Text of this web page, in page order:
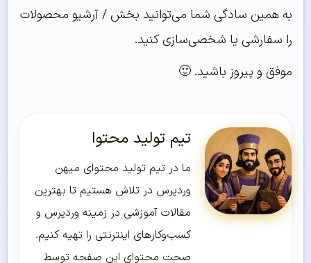
به همین سادگی شما می‌توانید بخش / آرشیو محصولات
را سفارشی یا شخصی‌سازی کنید.
موفق و پیروز باشید. 🙂
تیم تولید محتوا
ما در تیم تولید محتوای میهن
وردپرس در تلاش هستیم تا بهترین
مقالات آموزشی در زمینه وردپرس و
کسب‌و‌کارهای اینترنتی را تهیه کنیم.
صحت محتوای این صفحه توسط